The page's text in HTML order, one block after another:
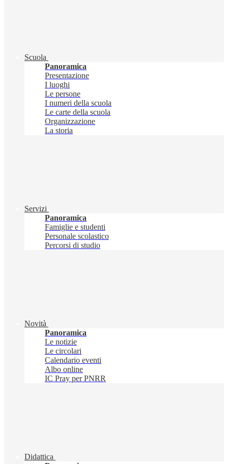
Scuola
Panoramica
Presentazione
I luoghi
Le persone
I numeri della scuola
Le carte della scuola
Organizzazione
La storia
Servizi
Panoramica
Famiglie e studenti
Personale scolastico
Percorsi di studio
Novità
Panoramica
Le notizie
Le circolari
Calendario eventi
Albo online
IC Pray per PNRR
Didattica